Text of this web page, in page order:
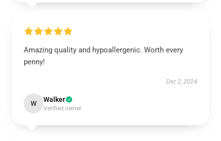
Amazing quality and hypoallergenic. Worth every
penny!
Dec 2, 2024
W Walker
Verified owner